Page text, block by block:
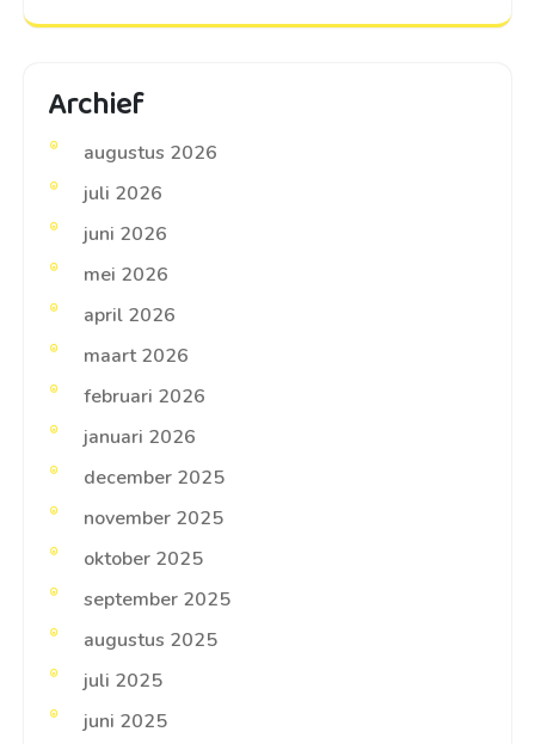
Archief
augustus 2026
juli 2026
juni 2026
mei 2026
april 2026
maart 2026
februari 2026
januari 2026
december 2025
november 2025
oktober 2025
september 2025
augustus 2025
juli 2025
juni 2025